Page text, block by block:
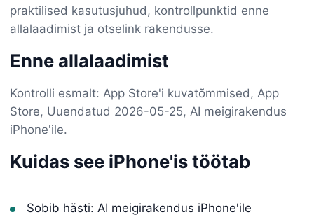
praktilised kasutusjuhud, kontrollpunktid enne
allalaadimist ja otselink rakendusse.
Enne allalaadimist
Kontrolli esmalt: App Store'i kuvatõmmised, App
Store, Uuendatud 2026-05-25, AI meigirakendus
iPhone'ile.
Kuidas see iPhone'is töötab
Sobib hästi: AI meigirakendus iPhone'ile